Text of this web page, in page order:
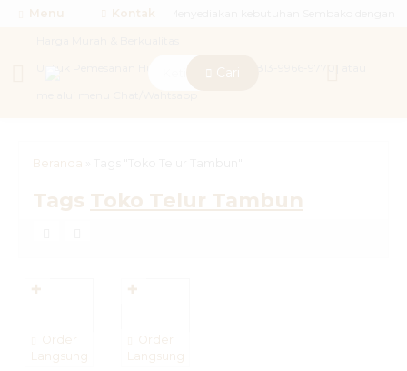
Untuk Pemesanan Hubungi [Telp./WA : 0813-9966-9770] atau
Cari
Beranda
Tags Toko Telur Tambun
Order
Langsung
✚
Order
Langsung
✚